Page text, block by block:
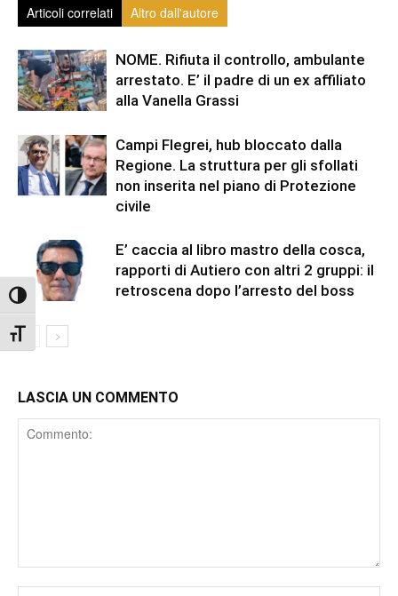
Attiva/disattiva alto contrasto
Attiva/disattiva dimensione testo
Articoli correlati Altro dall'autore
NOME. Rifiuta il controllo, ambulante
arrestato. E’ il padre di un ex affiliato
alla Vanella Grassi
Campi Flegrei, hub bloccato dalla
Regione. La struttura per gli sfollati
non inserita nel piano di Protezione
civile
E’ caccia al libro mastro della cosca,
rapporti di Autiero con altri 2 gruppi: il
retroscena dopo l’arresto del boss
LASCIA UN COMMENTO
Comment